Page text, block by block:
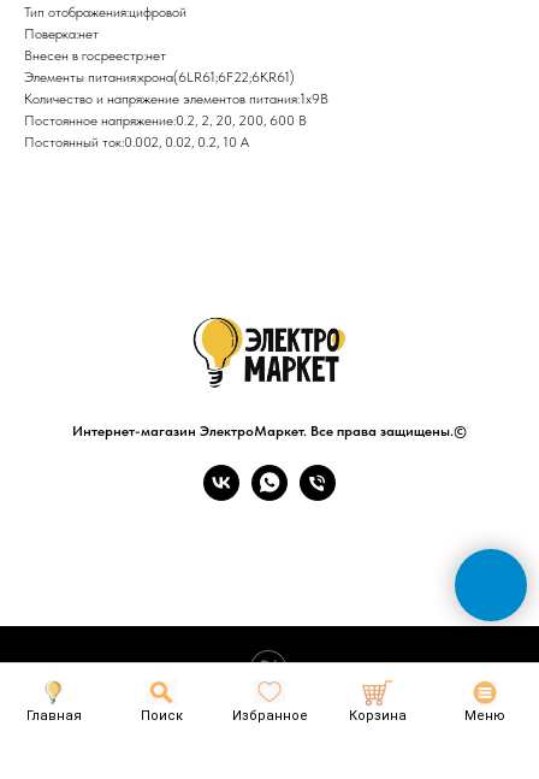
Главная Поиск Избранное Корзина Меню
Тип отображения:цифровой
Поверка:нет
Внесен в госреестр:нет
Элементы питания:крона(6LR61;6F22;6KR61)
Количество и напряжение элементов питания:1х9B
Постоянное напряжение:0.2, 2, 20, 200, 600 В
Постоянный ток:0.002, 0.02, 0.2, 10 А
Интернет-магазин ЭлектроМаркет. Все права защищены.©
Made on Tilda